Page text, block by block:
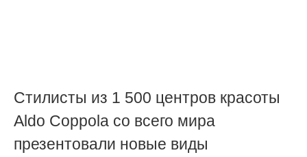
Стилисты из 1 500 центров красоты
Aldo Coppola со всего мира
презентовали новые виды